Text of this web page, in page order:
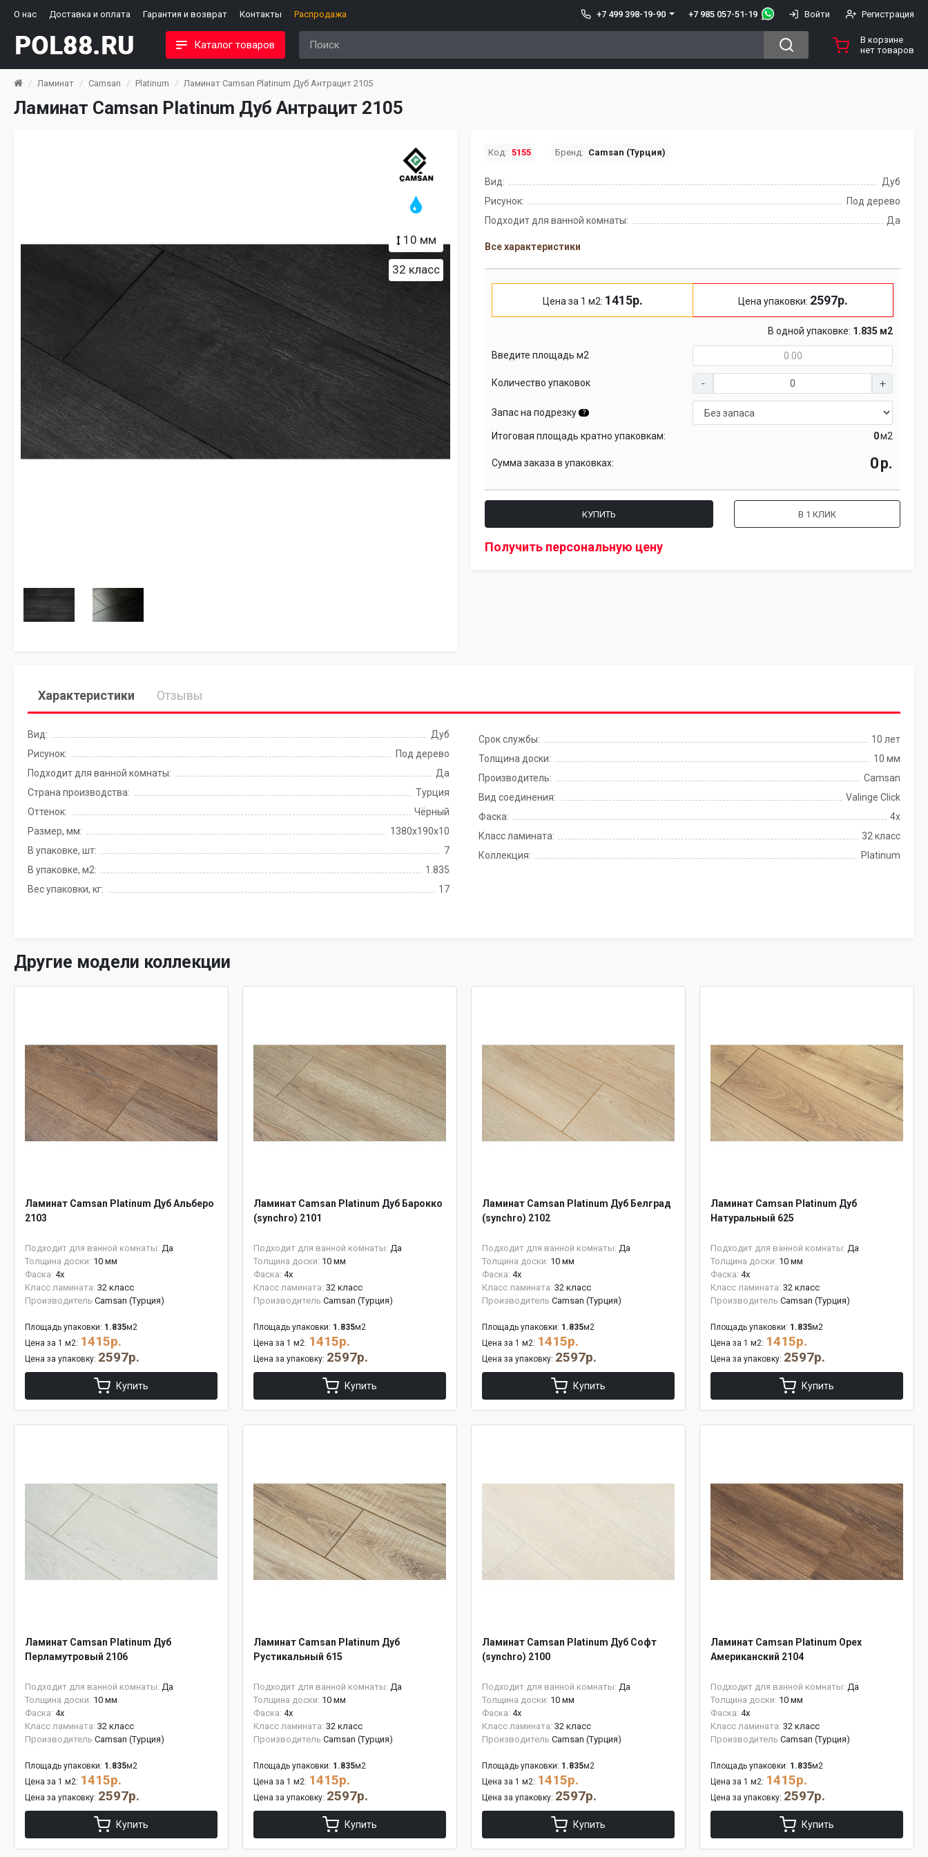
О нас Доставка и оплата Гарантия и возврат Контакты Распродажа +7 499 398-19-90 +7 985 057-51-19 Войти Регистрация
Каталог товаров
В корзине
нет товаров
Ламинат Camsan Platinum Ламинат Camsan Platinum Дуб Антрацит 2105
Ламинат Camsan Platinum Дуб Антрацит 2105
10 мм
32 класс
Код: 5155 Бренд: Camsan (Турция)
Вид:
Дуб
Рисунок:
Под дерево
Подходит для ванной комнаты:
Да
Все характеристики
Цена за 1 м2: 1415р. Цена упаковки: 2597р.
В одной упаковке: 1.835 м2
Введите площадь м2
Количество упаковок
Запас на подрезку ?
Итоговая площадь кратно упаковкам: м2
Сумма заказа в упаковках: р.
КУПИТЬ В 1 КЛИК
Получить персональную цену
Характеристики Отзывы
Вид:
Дуб
Рисунок:
Под дерево
Подходит для ванной комнаты:
Да
Страна производства:
Турция
Оттенок:
Чёрный
Размер, мм:
1380x190x10
В упаковке, шт:
7
В упаковке, м2:
1.835
Вес упаковки, кг:
17
Срок службы:
10 лет
Толщина доски:
10 мм
Производитель:
Camsan
Вид соединения:
Valinge Click
Фаска:
4x
Класс ламината:
32 класс
Коллекция:
Platinum
Другие модели коллекции
Ламинат Camsan Platinum Дуб Альберо
2103
Подходит для ванной комнаты: Да
Толщина доски: 10 мм
Фаска: 4x
Класс ламината: 32 класс
Производитель Camsan (Турция)
Площадь упаковки: 1.835м2
Цена за 1 м2: 1415р.
Цена за упаковку: 2597р.
Купить
Ламинат Camsan Platinum Дуб Барокко
(synchro) 2101
Подходит для ванной комнаты: Да
Толщина доски: 10 мм
Фаска: 4x
Класс ламината: 32 класс
Производитель Camsan (Турция)
Площадь упаковки: 1.835м2
Цена за 1 м2: 1415р.
Цена за упаковку: 2597р.
Купить
Ламинат Camsan Platinum Дуб Белград
(synchro) 2102
Подходит для ванной комнаты: Да
Толщина доски: 10 мм
Фаска: 4x
Класс ламината: 32 класс
Производитель Camsan (Турция)
Площадь упаковки: 1.835м2
Цена за 1 м2: 1415р.
Цена за упаковку: 2597р.
Купить
Ламинат Camsan Platinum Дуб
Натуральный 625
Подходит для ванной комнаты: Да
Толщина доски: 10 мм
Фаска: 4x
Класс ламината: 32 класс
Производитель Camsan (Турция)
Площадь упаковки: 1.835м2
Цена за 1 м2: 1415р.
Цена за упаковку: 2597р.
Купить
Ламинат Camsan Platinum Дуб
Перламутровый 2106
Подходит для ванной комнаты: Да
Толщина доски: 10 мм
Фаска: 4x
Класс ламината: 32 класс
Производитель Camsan (Турция)
Площадь упаковки: 1.835м2
Цена за 1 м2: 1415р.
Цена за упаковку: 2597р.
Купить
Ламинат Camsan Platinum Дуб
Рустикальный 615
Подходит для ванной комнаты: Да
Толщина доски: 10 мм
Фаска: 4x
Класс ламината: 32 класс
Производитель Camsan (Турция)
Площадь упаковки: 1.835м2
Цена за 1 м2: 1415р.
Цена за упаковку: 2597р.
Купить
Ламинат Camsan Platinum Дуб Софт
(synchro) 2100
Подходит для ванной комнаты: Да
Толщина доски: 10 мм
Фаска: 4x
Класс ламината: 32 класс
Производитель Camsan (Турция)
Площадь упаковки: 1.835м2
Цена за 1 м2: 1415р.
Цена за упаковку: 2597р.
Купить
Ламинат Camsan Platinum Орех
Американский 2104
Подходит для ванной комнаты: Да
Толщина доски: 10 мм
Фаска: 4x
Класс ламината: 32 класс
Производитель Camsan (Турция)
Площадь упаковки: 1.835м2
Цена за 1 м2: 1415р.
Цена за упаковку: 2597р.
Купить